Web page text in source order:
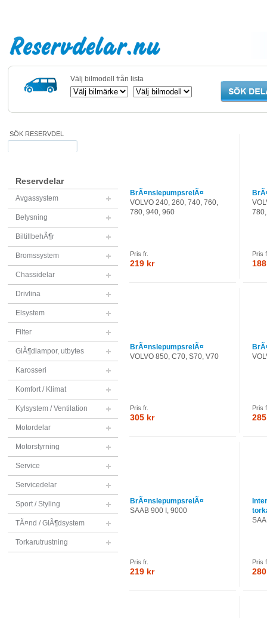
Välj bilmodell från lista
SÖK RESERVDEL
Reservdelar
Avgassystem
Belysning
BiltillbehÃ¶r
Bromssystem
Chassidelar
Drivlina
Elsystem
Filter
GlÃ¶dlampor, utbytes
Karosseri
Komfort / Klimat
Kylsystem / Ventilation
Motordelar
Motorstyrning
Service
Servicedelar
Sport / Styling
TÃ¤nd / GlÃ¶dsystem
Torkarutrustning
BrÃ¤nslepumpsrelÃ¤
VOLVO 240, 260, 740, 760,
780, 940, 960
Pris fr.
219 kr
Pris
BrÃ¤nslepumpsrelÃ¤
VOLVO 850, C70, S70, V70
Pris fr.
305 kr
Pris
BrÃ¤nslepumpsrelÃ¤
SAAB 900 I, 9000
Pris fr.
219 kr
Pris